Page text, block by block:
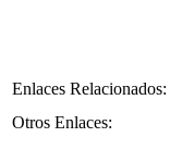
Enlaces Relacionados:
Otros Enlaces: